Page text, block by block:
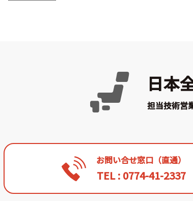
日本
担当技術営
お問い合せ窓口（直通）
TEL : 0774-41-2337